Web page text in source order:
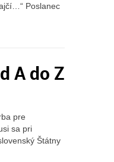
Poslanec
A do Z
pre
sa pri
Štátny